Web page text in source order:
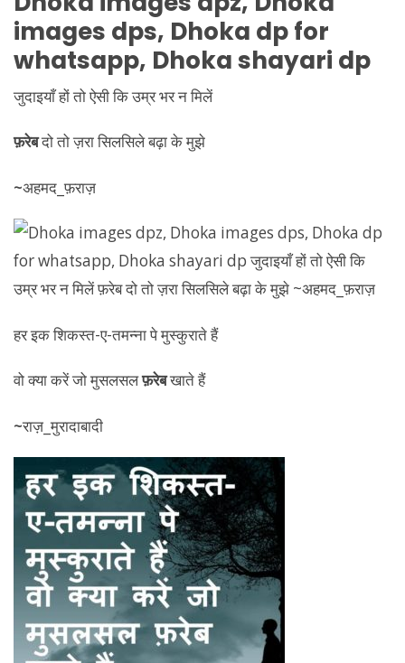
images dps, Dhoka dp for
whatsapp, Dhokashayari dp
जुदाइयाँ हों तो ऐसी कि उम्र भर न मिलें
फ़रेबदो तो ज़रा सिलसिले बढ़ा के मुझे
~अहमद_फ़राज़
हर इक शिकस्त-ए-तमन्ना पे मुस्कुराते हैं
वो क्या करें जो मुसलसलफ़रेबखाते हैं
~राज़_मुरादाबादी